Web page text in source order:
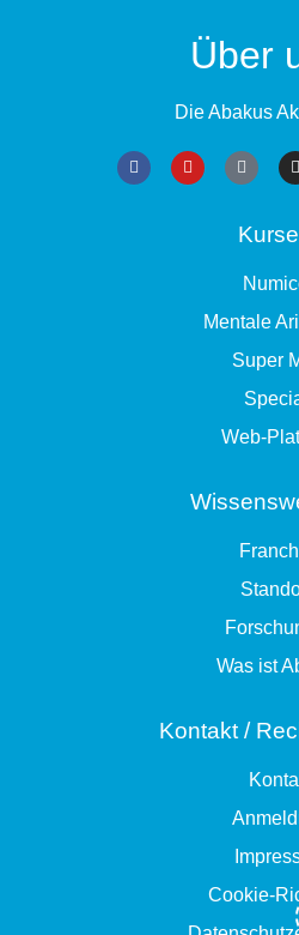
Über
Die Abakus
Kurse
Mentale
Super
Web-
Was ist
Kontakt /
Cookie-